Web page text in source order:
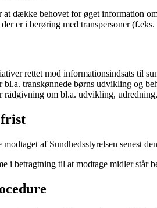
at dække behovet for øget information
er i berøring med transpersoner
rettet mod informationsindsats til
bl.a. transkønnede børns udvikling og
rådgivning om bl.a. udvikling,
frist
af Sundhedsstyrelsen senest
i betragtning til at modtage midler står